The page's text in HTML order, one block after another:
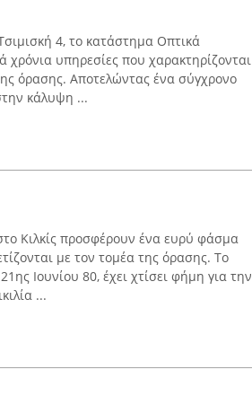
4, το κατάστημα Οπτικά
χρόνια υπηρεσίες που χαρακτηρίζονται
όρασης. Αποτελώντας ένα σύγχρονο
κάλυψη ...
Κιλκίς προσφέρουν ένα ευρύ φάσμα
με τον τομέα της όρασης. Το
Ιουνίου 80, έχει χτίσει φήμη για την
...